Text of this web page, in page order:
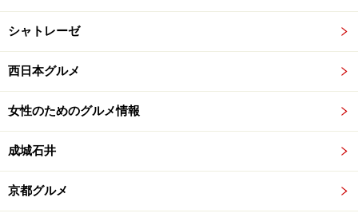
シャトレーゼ
西日本グルメ
女性のためのグルメ情報
成城石井
京都グルメ